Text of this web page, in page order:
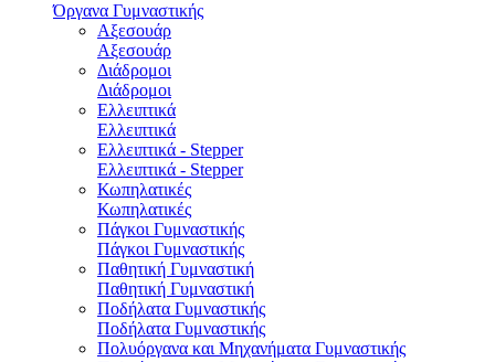
Όργανα Γυμναστικής
Αξεσουάρ
Αξεσουάρ
Διάδρομοι
Διάδρομοι
Ελλειπτικά
Ελλειπτικά
Ελλειπτικά - Stepper
Ελλειπτικά - Stepper
Κωπηλατικές
Κωπηλατικές
Πάγκοι Γυμναστικής
Πάγκοι Γυμναστικής
Παθητική Γυμναστική
Παθητική Γυμναστική
Ποδήλατα Γυμναστικής
Ποδήλατα Γυμναστικής
Πολυόργανα και Μηχανήματα Γυμναστικής